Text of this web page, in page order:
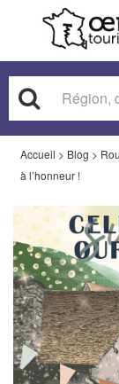
Accueil > Blog >
à l’honneur !